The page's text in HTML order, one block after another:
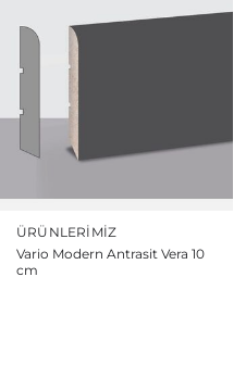
ÜRÜNLERIMIZ
Vario Modern Antrasit Vera 10
cm